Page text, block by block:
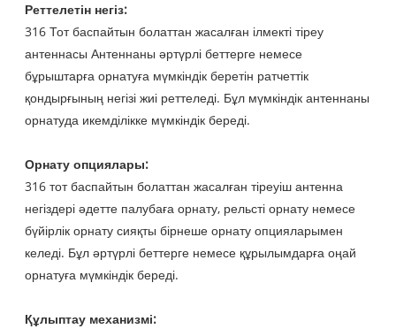
Реттелетін негіз:
316 Тот баспайтын болаттан жасалған ілмекті тіреу
антеннасы Антеннаны әртүрлі беттерге немесе
бұрыштарға орнатуға мүмкіндік беретін ратчеттік
қондырғының негізі жиі реттеледі. Бұл мүмкіндік антеннаны
орнатуда икемділікке мүмкіндік береді.
Орнату опциялары:
316 тот баспайтын болаттан жасалған тіреуіш антенна
негіздері әдетте палубаға орнату, рельсті орнату немесе
бүйірлік орнату сияқты бірнеше орнату опцияларымен
келеді. Бұл әртүрлі беттерге немесе құрылымдарға оңай
орнатуға мүмкіндік береді.
Құлыптау механизмі: